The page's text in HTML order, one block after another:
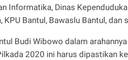
Informatika, Dinas
KPU Bantul, Bawaslu Bantul, dan
Budi Wibowo dalam
2020 ini harus dipastikan